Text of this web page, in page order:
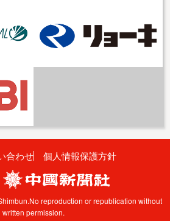
合わせ 個人情報保護方針
reproduction or republication without
written permission.